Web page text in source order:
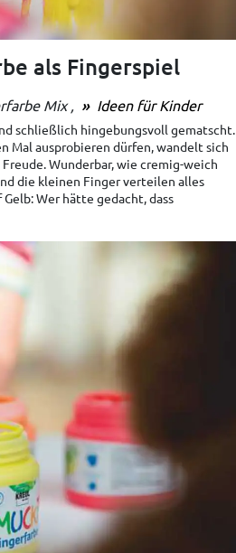
als Fingerspiel
Mix Ideen für Kinder
schließlich hingebungsvoll gematscht.
Mal ausprobieren dürfen, wandelt sich
Wunderbar, wie cremig-weich
die kleinen Finger verteilen alles
Wer hätte gedacht, dass